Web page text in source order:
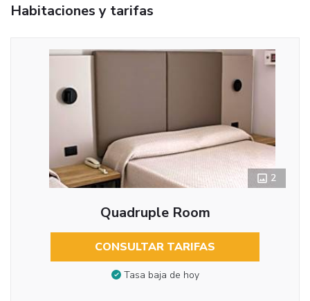
Habitaciones y tarifas
2
Quadruple Room
CONSULTAR TARIFAS
Tasa baja de hoy